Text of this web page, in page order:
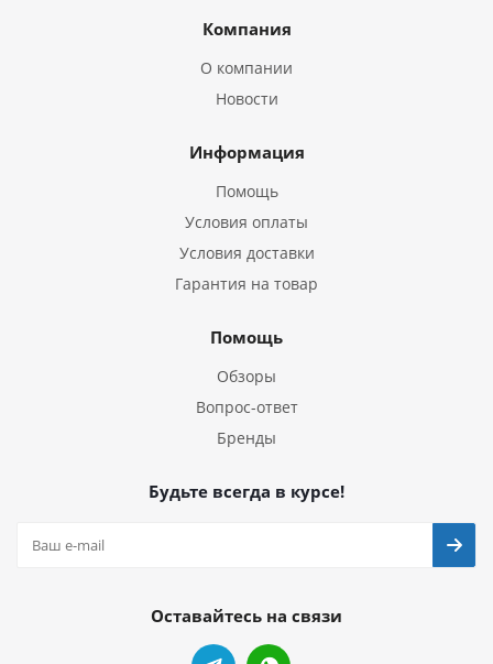
Компания
О компании
Новости
Информация
Помощь
Условия оплаты
Условия доставки
Гарантия на товар
Помощь
Обзоры
Вопрос-ответ
Бренды
Будьте всегда в курсе!
Оставайтесь на связи